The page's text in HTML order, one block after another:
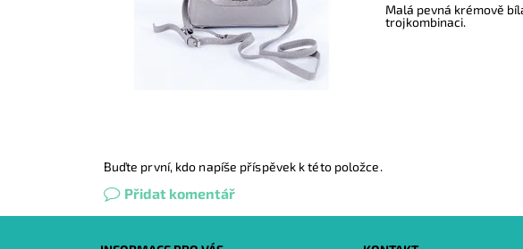
Malá pevná krémově
trojkombinaci.
Buďte první, kdo napíše příspěvek k této položce.
Přidat komentář